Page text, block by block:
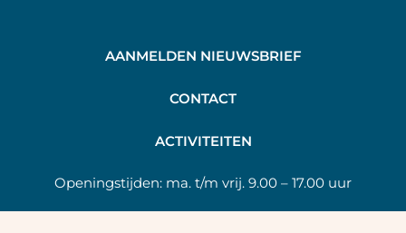
AANMELDEN NIEUWSBRIEF
CONTACT
ACTIVITEITEN
Openingstijden: ma. t/m vrij. 9.00 – 17.00 uur